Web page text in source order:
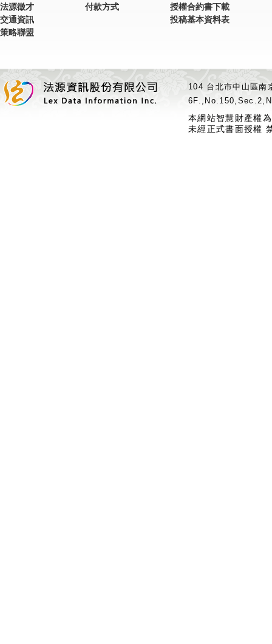
法源徵才
交通資訊
策略聯盟
付款方式
授權合約書下載
投稿基本資料表
104 台北市中山區
本網站智慧財產權
未經正式書面授權